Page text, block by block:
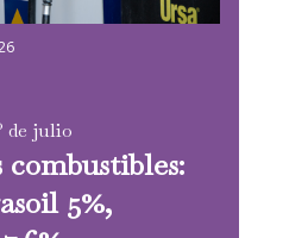
de julio
5%,